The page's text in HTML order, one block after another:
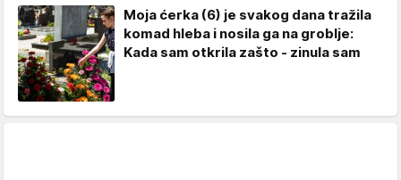
Moja ćerka (6) je svakog dana tražila
komad hleba i nosila ga na groblje:
Kada sam otkrila zašto - zinula sam